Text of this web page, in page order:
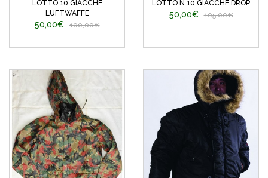
LOTTO 10 GIACCHE
LUFTWAFFE
50,00€ 100,00€
LOTTO N.10 GIACCHE DROP
50,00€ 105,00€